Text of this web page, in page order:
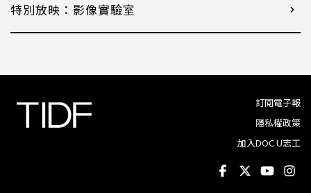
特別放映：影像實驗室
訂閱電子報
隱私權政策
加入DOC U志工